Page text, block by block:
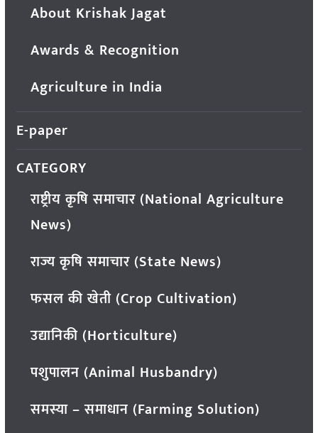
About Krishak Jagat
Awards & Recognition
Agriculture in India
E-paper
CATEGORY
राष्ट्रीय कृषि समाचार (National Agriculture
News)
राज्य कृषि समाचार (State News)
फसल की खेती (Crop Cultivation)
उद्यानिकी (Horticulture)
पशुपालन (Animal Husbandry)
समस्या – समाधान (Farming Solution)